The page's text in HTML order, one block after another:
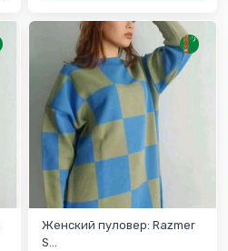
Женский пуловер: Razmer
S...